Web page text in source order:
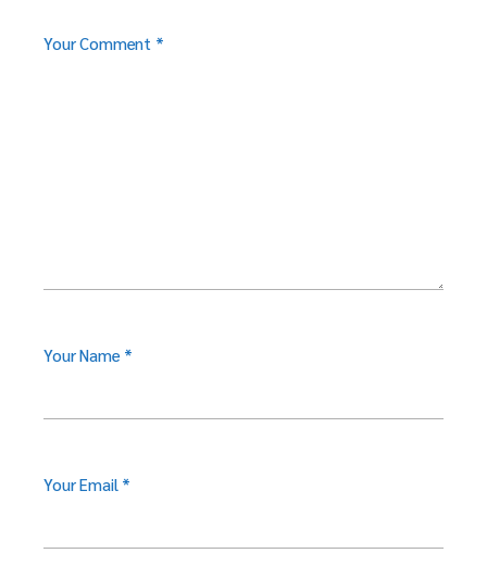
Your Comment *
Your Name *
Your Email *